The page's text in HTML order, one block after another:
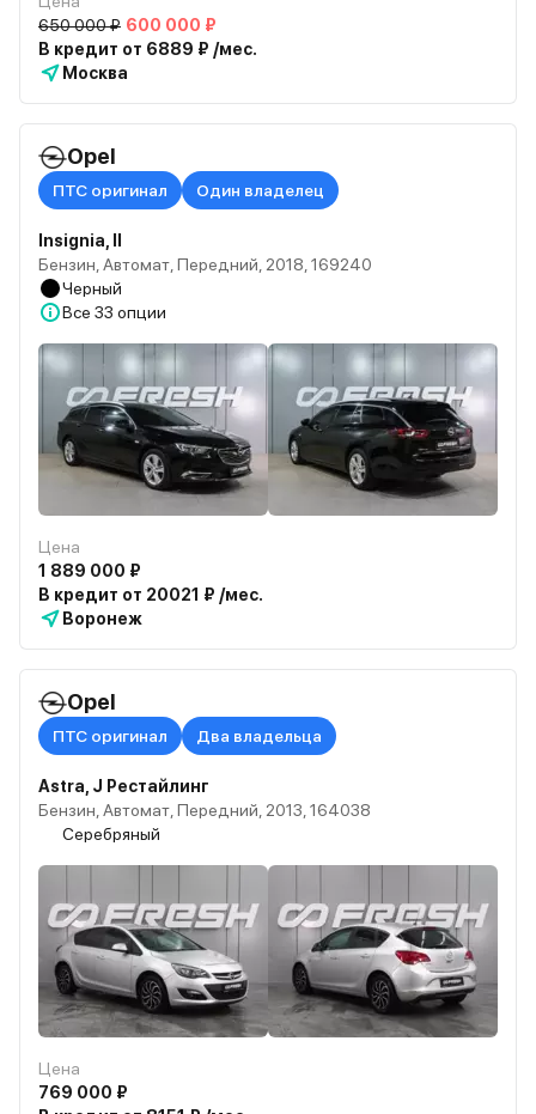
650 000 ₽ 600 000 ₽
В кредит от 6889 ₽ /мес.
Москва
Opel
ПТС оригинал Один владелец
Insignia, II
Бензин, Автомат, Передний, 2018, 169240
Черный
Все 33 опции
Цена
1 889 000 ₽
В кредит от 20021 ₽ /мес.
Воронеж
Opel
ПТС оригинал Два владельца
Astra, J Рестайлинг
Бензин, Автомат, Передний, 2013, 164038
Серебряный
Цена
769 000 ₽